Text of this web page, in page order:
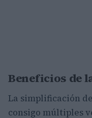
Beneficios de
La simplificación
consigo múltiples